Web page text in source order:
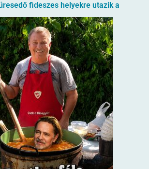
fideszes helyekre utazik a